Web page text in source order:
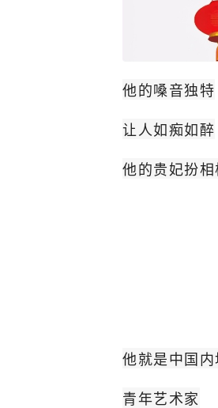
他的嗓音独特
让人如痴如醉
他的贵妃扮
他就是中国
青年艺术家